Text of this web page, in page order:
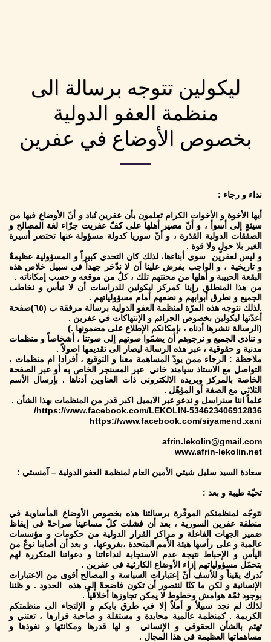
ليكولين تتوجه برسالة الى
منظمة العفو الدولية
بخصوص الأوضاع في عفرين
نداء و رجاء :
أيها الأخوة و الأخوات الكرام تعلمون بأن عفرين تُباد و أنّ الأوضاع فيها من
سيئةٍ إلى أسوأ ، و أنّ مصير أهلها على كفّ عفريت جرّاء لغة المصالح و
الصفقات الدولية القذرة ، و أنّ سوريا كدولة مسؤولة عنها تحتضر أسيرة
الغير بلا حولٍ ولا قوة .
و ليس لعفرين سوى أبناءها، لذلك كان التحدي كبيراً و المسؤولية عظيمةٌ
و تاريخية ، و الواجب يفرض علينا أن لا ندّخر جهداً في سبيل خلاص هذه
البقعة الحبيبة و أهلها من محنتهم تلك ، كلٌ من موقعه و حسب إمكاناته .
من هذا المنطلق رإينا كمركز ليكولين للدراسات أن لا نيأس و نخاطب
الجميع و نطرق أبوابهم و نضعهم أمام مسؤولياتهم .
.لذلك نتوجه هذه المرّة لمنظمة العفو الدولية برسالة مرفقة ب (٦٥)صفحة
أعدّتها ليكولين بخصوص الجرائم و الإنتهاكات في عفرين .
(الرسالة ننشرها أدناه ، بإمكانكم الإطلاع على مضمونها .)
و ننادي الجميع و نرجوهم أن يضمّوا صوتهم إلى صوتنا ، أشخاصاً و منظمات
مدنية و حقوقية ، عبر هذه الرسالة ليصار الى تقديمها اصولاً .
ملاحظة : الرجاء ممن يودّ المساهمة معنا و التوقيع ، أفرادا ام منظمات ،
التواصل مع الاستاذ سيامند خاني عبر المسنجر الخاص به أو عبر الصفحة
الخاصة بالمركز وبريده الالكتروني ذات العناوين أدناها . بإرسال الأسم
الثلاثي مع الصفة أو المؤهّل .
علماً اننا سنراسل و ندعو عبر الايميل اكبر قدر من المنظمات بهذا الشأن .
https://www.facebook.com/LEKOLIN-534623406912836/
https://www.facebook.com/siyamend.xani
afrin.lekolin@gmail.com
www.afrin-lekolin.net
سعادة السيد سليل شيتي الأمين العام لمنظمة العفو الدولية – آمنستي :
تحيّة طيبة و بعد :
نتوجّه لمنظمتكم الموقّرة برسالتنا هذه بخصوص الأوضاع المأساوية في
منطقة عفرين السورية ، بعد أن فشلت كلّ مساعينا صراحةً في إيقاظ
ضمير الجهات الفاعلة و مراكز القرار الدولية من حكومات و مؤسسات
عالمية و على رأسها هيئة الأمم المتحدة ،بفروعها، و بعد أن أصابنا نوعٌ من
اليأس و الإحباط نتيجة عدم الاستجابة لنداءاتنا و دعواتنا المتكررة لهم
بتحمّل مسؤولياتهم إزاء الأوضاع الكارثية في عفرين .
نُدرك يقيناً و للأسف أنّ إعتبارات السياسة و المصالح أقوى من الاعتبارات
الإنسانية و لكن ما كنّا لنتصور أن تكون فاضحةً إلى هذه الحدود . و ظننا
بوجود ثمّة هوامش وخطوط لا يمكن تجاوزها أخلاقياً .
لذلك لم نجد سبيلأ و أملاً إلا في طرق بابكم و الإلتجاء الى منظمتكم
الكريمة . كمنظمة عالمية محايدة و مستقلة و صاحبة قرارها ، تعتني و
تهتم بالشأن الحقوقي و الإنساني و لها قدرها ومكانتها و نفوذها و
مساهماتها العظيمة في هذا المجال .